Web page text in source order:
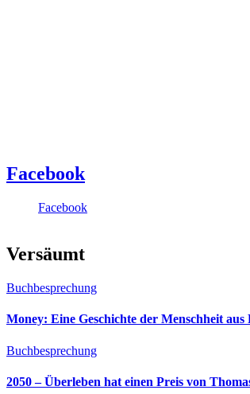
Facebook
Facebook
Versäumt
Buchbesprechung
Money: Eine Geschichte der Menschheit
Buchbesprechung
2050 – Überleben hat einen Preis von